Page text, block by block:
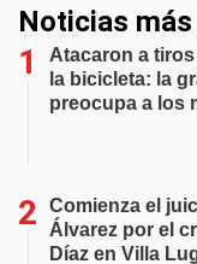
Noticias
Atacaron a
la bicicleta: la
preocupa a los
Comienza el
Álvarez por el
Díaz en Villa